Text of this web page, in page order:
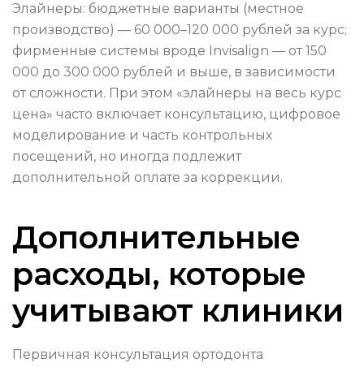
Элайнеры: бюджетные варианты (местное
производство) — 60 000–120 000 рублей за курс;
фирменные системы вроде Invisalign — от 150
000 до 300 000 рублей и выше, в зависимости
от сложности. При этом «элайнеры на весь курс
цена» часто включает консультацию, цифровое
моделирование и часть контрольных
посещений, но иногда подлежит
дополнительной оплате за коррекции.
Дополнительные
расходы, которые
учитывают клиники
Первичная консультация ортодонта